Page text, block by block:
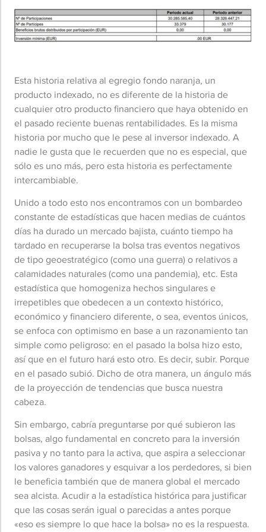
Esta historia relativa al egregio fondo naranja, un
producto indexado, no es diferente de la historia de
cualquier otro producto financiero que haya obtenido en
el pasado reciente buenas rentabilidades. Es la misma
historia por mucho que le pese al inversor indexado. A
nadie le gusta que le recuerden que no es especial, que
sólo es uno más, pero esta historia es perfectamente
intercambiable.
Unido a todo esto nos encontramos con un bombardeo
constante de estadísticas que hacen medias de cuántos
días ha durado un mercado bajista, cuánto tiempo ha
tardado en recuperarse la bolsa tras eventos negativos
de tipo geoestratégico (como una guerra) o relativos a
calamidades naturales (como una pandemia), etc. Esta
estadística que homogeniza hechos singulares e
irrepetibles que obedecen a un contexto histórico,
económico y financiero diferente, o sea, eventos únicos,
se enfoca con optimismo en base a un razonamiento tan
simple como peligroso: en el pasado la bolsa hizo esto,
así que en el futuro hará esto otro. Es decir, subir. Porque
en el pasado subió. Dicho de otra manera, un ángulo más
de la proyección de tendencias que busca nuestra
cabeza.
Sin embargo, cabría preguntarse por qué subieron las
bolsas, algo fundamental en concreto para la inversión
pasiva y no tanto para la activa, que aspira a seleccionar
los valores ganadores y esquivar a los perdedores, si bien
le beneficia también que de manera global el mercado
sea alcista. Acudir a la estadística histórica para justificar
que las cosas serán igual o parecidas a antes porque
«eso es siempre lo que hace la bolsa» no es la respuesta.